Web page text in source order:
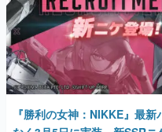
『勝利の女神：NIKKE』最